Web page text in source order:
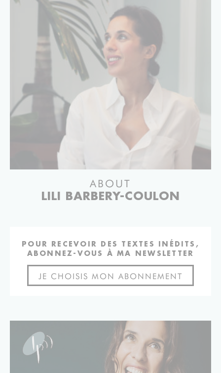
ABOUT
LILI BARBERY-COULON
POUR RECEVOIR DES TEXTES INÉDITS,
ABONNEZ-VOUS À MA NEWSLETTER
JE CHOISIS MON ABONNEMENT